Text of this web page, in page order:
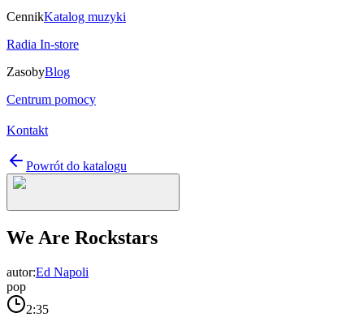
CennikKatalog muzyki
Radia In-store
ZasobyBlog
Centrum pomocy
Kontakt
Powrót do katalogu
We Are Rockstars
autor:Ed Napoli
pop
2:35